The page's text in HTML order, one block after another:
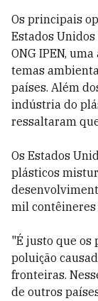
Os principais
Estados
ONG IPEN,
temas
países. Além
indústria do
ressaltaram
Os Estados
plásticos
mil contêineres
"É justo que os
poluição
fronteiras.
de outros